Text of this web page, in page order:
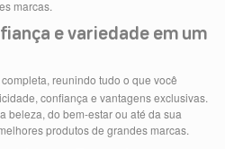
marcas.
e variedade em um
reunindo tudo o que você
confiança e vantagens exclusivas.
beleza, do bem-estar ou até da sua
produtos de grandes marcas.